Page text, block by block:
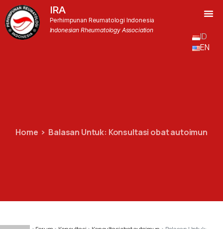
IRA
Perhimpunan Reumatologi Indonesia
Indonesian Rheumatology Association
ID
EN
Home Balasan Untuk: Konsultasi obat autoimun